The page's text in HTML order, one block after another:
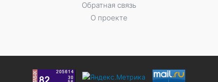
Обратная связь
О проекте